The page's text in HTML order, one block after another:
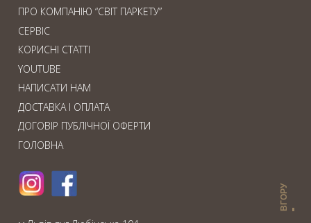
ПРО КОМПАНІЮ “СВІТ ПАРКЕТУ”
СЕРВІС
КОРИСНІ СТАТТІ
YOUTUBE
НАПИСАТИ НАМ
ДОСТАВКА І ОПЛАТА
ДОГОВІР ПУБЛІЧНОЇ ОФЕРТИ
ГОЛОВНА
ВГОРУ